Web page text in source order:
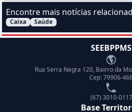
Encontre mais notícias
Filtrar Notícias pelo assunto:
Caixa Saúde
SEEBPPMS
Rua Serra Negra 120, Bairro da
Cep: 79906-
Telefone
(67) 3010-0117
Base